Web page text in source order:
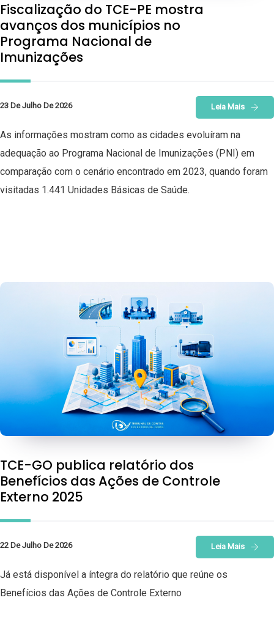
Fiscalização do TCE-PE mostra
avanços dos municípios no
Programa Nacional de
Imunizações
23 De Julho De 2026 Leia Mais
As informações mostram como as cidades evoluíram na
adequação ao Programa Nacional de Imunizações (PNI) em
comparação com o cenário encontrado em 2023, quando foram
visitadas 1.441 Unidades Básicas de Saúde.
TCE-GO publica relatório dos
Benefícios das Ações de Controle
Externo 2025
22 De Julho De 2026 Leia Mais
Já está disponível a íntegra do relatório que reúne os
Benefícios das Ações de Controle Externo